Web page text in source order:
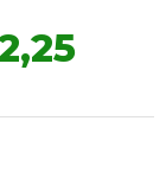
25